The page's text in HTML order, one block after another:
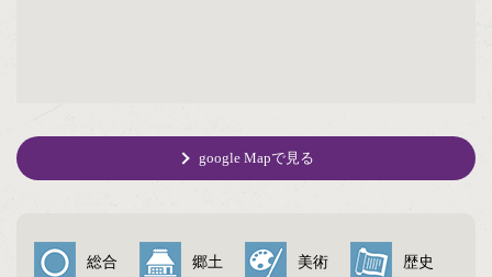
google Mapで見る
総合 郷土 美術 歴史